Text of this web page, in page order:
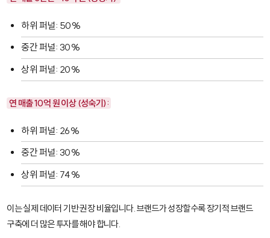
하위 퍼널: 50%
중간 퍼널: 30%
상위 퍼널: 20%
연 매출 10억 원 이상 (성숙기):
하위 퍼널: 26%
중간 퍼널: 30%
상위 퍼널: 74%
이는 실제 데이터 기반 권장 비율입니다. 브랜드가 성장할수록 장기적 브랜드
구축에 더 많은 투자를 해야 합니다.